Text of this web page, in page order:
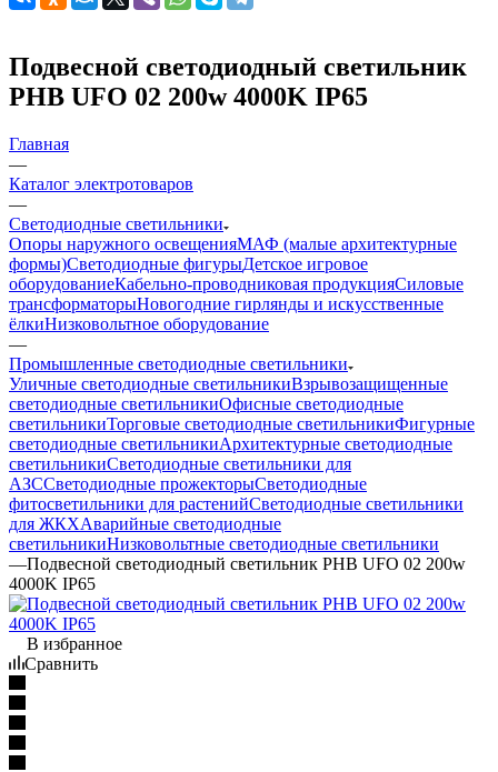
Подвесной светодиодный светильник
PHB UFO 02 200w 4000K IP65
Главная
—
Каталог электротоваров
—
Светодиодные светильники
Опоры наружного освещенияМАФ (малые архитектурные
формы)Светодиодные фигурыДетское игровое
оборудованиеКабельно-проводниковая продукцияСиловые
трансформаторыНовогодние гирлянды и искусственные
ёлкиНизковольтное оборудование
—
Промышленные светодиодные светильники
Уличные светодиодные светильникиВзрывозащищенные
светодиодные светильникиОфисные светодиодные
светильникиТорговые светодиодные светильникиФигурные
светодиодные светильникиАрхитектурные светодиодные
светильникиСветодиодные светильники для
АЗССветодиодные прожекторыСветодиодные
фитосветильники для растенийСветодиодные светильники
для ЖКХАварийные светодиодные
светильникиНизковольтные светодиодные светильники
—Подвесной светодиодный светильник PHB UFO 02 200w
4000K IP65
В избранное
Сравнить